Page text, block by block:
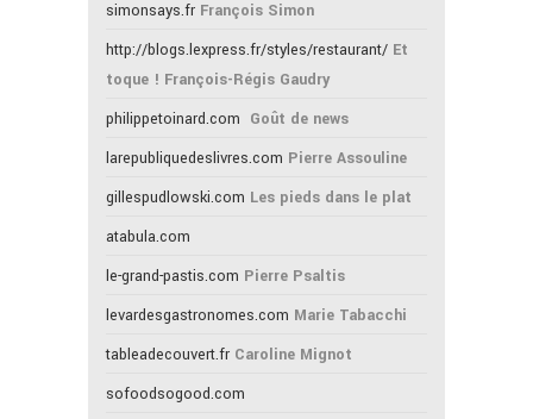
simonsays.fr François Simon
http://blogs.lexpress.fr/styles/restaurant/ Et
toque ! François-Régis Gaudry
philippetoinard.com Goût de news
larepubliquedeslivres.com Pierre Assouline
gillespudlowski.com Les pieds dans le plat
atabula.com
le-grand-pastis.com Pierre Psaltis
levardesgastronomes.com Marie Tabacchi
tableadecouvert.fr Caroline Mignot
sofoodsogood.com